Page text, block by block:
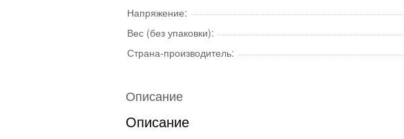
Напряжение:
Вес (без упаковки):
Страна-производитель:
Описание
Описание